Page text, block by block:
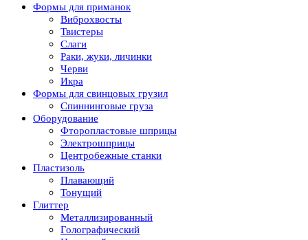
Формы для приманок
Виброхвосты
Твистеры
Слаги
Раки, жуки, личинки
Черви
Икра
Формы для свинцовых грузил
Спиннинговые груза
Оборудование
Фторопластовые шприцы
Электрошприцы
Центробежные станки
Пластизоль
Плавающий
Тонущий
Глиттер
Металлизированный
Голографический